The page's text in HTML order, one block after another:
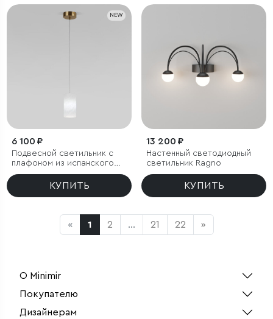
NEW
6 100 ₽
Подвесной светильник с
плафоном из испанского
алебастра
КУПИТЬ
13 200 ₽
Настенный светодиодный
светильник Ragno
КУПИТЬ
« 1 2 ... 21 22 »
О Minimir
Покупателю
Дизайнерам